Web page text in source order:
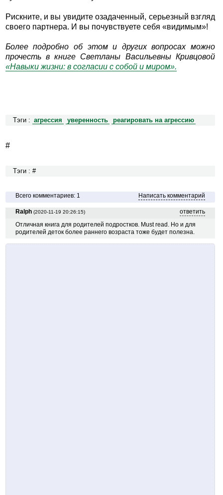
Рискните, и вы увидите озадаченный, серьезный взгляд
своего партнера. И вы почувствуете себя «видимым»!
Более подробно об этом и других вопросах можно
прочесть в книге Светланы Васильевны Кривцовой
«Навыки жизни: в согласии с собой и миром».
Тэги : агрессия уверенность реагировать на агрессию
#
Тэги : #
Всего комментариев: 1 Написать комментарий
Ralph (2020-11-19 20:26:15)
ответить
Отличная книга для родителей подростков. Must read. Но и для
родителей деток более раннего возраста тоже будет полезна.